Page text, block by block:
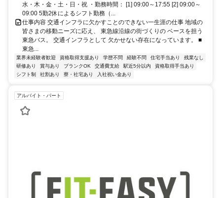
水・木・金・土・日・祝 ・勤務時間： [1] 09:00～17:55 [2] 09:00～
09:00 5勤2休によるシフト勤務（...
仕事内容 交通インフラに欠かすことのできない一生涯の仕事 地域の
皆さまの移動ニーズに応え、 東急線沿線の街づくりの ベースを担う
東急バス。 交通インフラとして 欠かせない存在になっています。 ■
東急...
業界未経験者歓迎 資格取得支援あり 学歴不問 経験不問 住宅手当あり
残業なし
研修あり
賞与あり ブランクOK 交通費支給 駅近5分以内
資格取得手当あり
シフト制
社割あり 寮・社宅あり 入社祝い金あり
アルバイト・パート